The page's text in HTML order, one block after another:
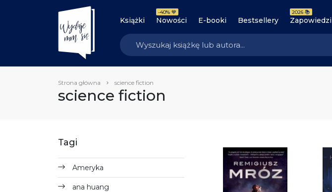
Książki Nowości
-40% 💙
E-booki Bestsellery Zapowiedzi
2026 📚
Strona główna science fiction
science fiction
Tagi
Ameryka
ana huang